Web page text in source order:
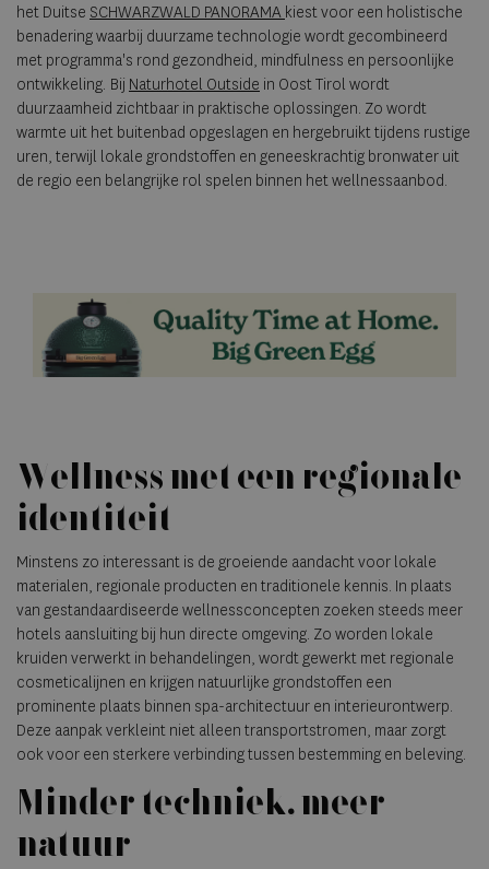
het Duitse SCHWARZWALD PANORAMA kiest voor een holistische
benadering waarbij duurzame technologie wordt gecombineerd
met programma's rond gezondheid, mindfulness en persoonlijke
ontwikkeling. Bij Naturhotel Outside in Oost Tirol wordt
duurzaamheid zichtbaar in praktische oplossingen. Zo wordt
warmte uit het buitenbad opgeslagen en hergebruikt tijdens rustige
uren, terwijl lokale grondstoffen en geneeskrachtig bronwater uit
de regio een belangrijke rol spelen binnen het wellnessaanbod.
Wellness met een regionale
identiteit
Minstens zo interessant is de groeiende aandacht voor lokale
materialen, regionale producten en traditionele kennis. In plaats
van gestandaardiseerde wellnessconcepten zoeken steeds meer
hotels aansluiting bij hun directe omgeving. Zo worden lokale
kruiden verwerkt in behandelingen, wordt gewerkt met regionale
cosmeticalijnen en krijgen natuurlijke grondstoffen een
prominente plaats binnen spa-architectuur en interieurontwerp.
Deze aanpak verkleint niet alleen transportstromen, maar zorgt
ook voor een sterkere verbinding tussen bestemming en beleving.
Minder techniek, meer
natuur